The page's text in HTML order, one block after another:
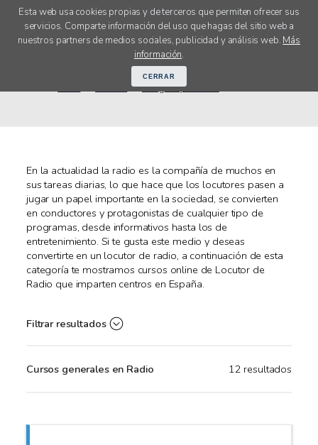
Esta web usa cookies propias y de terceros que permiten ofrecer sus
servicios. Comparte información del uso que hagas del sitio web a
nuestros partners de medios sociales, publicidad y análisis web. Más
información.
CERRAR
menú
Cursos Radio online y a distancia
Imagen y Sonido
En la actualidad la radio es la compañía de muchos en
sus tareas diarias, lo que hace que los locutores pasen a
jugar un papel importante en la sociedad, se convierten
en conductores y protagonistas de cualquier tipo de
programas, desde informativos hasta los de
entretenimiento. Si te gusta este medio y deseas
convertirte en un locutor de radio, a continuación de esta
categoría te mostramos cursos online de Locutor de
Radio que imparten centros en España.
Filtrar resultados
Cursos generales en Radio 12 resultados